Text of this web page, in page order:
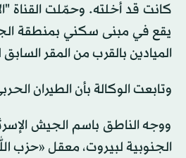
كانت قد أخلته. وحمّلت القناة
يقع في مبنى سكني بمنطقة
الميادين بالقرب من المقر
وتابعت الوكالة بأن الطيران
ووجه الناطق باسم الجيش
الجنوبية لبيروت، معقل «حزب